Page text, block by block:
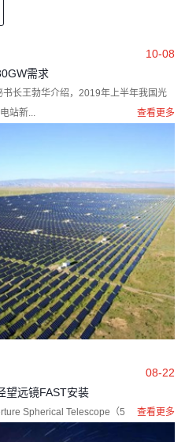
10-08
需求
长王勃华介绍，2019年上半年我国光
站新...
查看更多
08-22
望远镜FAST安装
Spherical Telescope（50...查看更多